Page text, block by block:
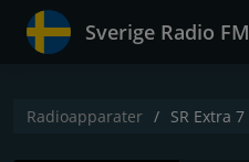
Sverige Radio FM
Radioapparater SR Extra 7